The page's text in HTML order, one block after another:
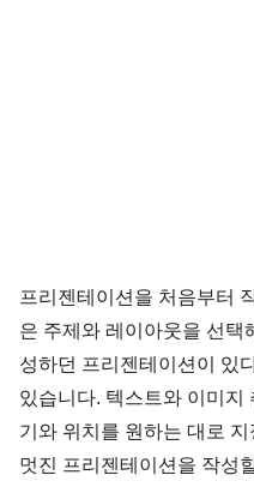
프리젠테이션을 처음부터
은 주제와 레이아웃을 선택
성하던 프리젠테이션이 있
있습니다. 텍스트와 이미지
기와 위치를 원하는 대로
멋진 프리젠테이션을 작성